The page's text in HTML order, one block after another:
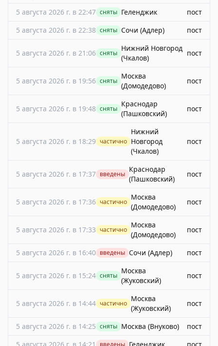
5 августа 2026 г. в 22:47 сняты Геленджик
пост
5 августа 2026 г. в 22:38 сняты Сочи (Адлер) пост
5 августа 2026 г. в 21:06 сняты
Нижний Новгород
(Чкалов)
пост
5 августа 2026 г. в 19:56 сняты
Москва
(Домодедово)
пост
5 августа 2026 г. в 19:48 сняты
Краснодар
(Пашковский)
пост
5 августа 2026 г. в 18:29 частично
Нижний
Новгород
(Чкалов)
пост
5 августа 2026 г. в 17:37 введены
Краснодар
(Пашковский)
пост
5 августа 2026 г. в 17:36 частично
Москва
(Домодедово)
пост
5 августа 2026 г. в 17:33 частично
Москва
(Домодедово)
пост
5 августа 2026 г. в 16:40 введены Сочи (Адлер) пост
5 августа 2026 г. в 15:24 сняты
Москва
(Жуковский)
пост
5 августа 2026 г. в 14:44 частично
Москва
(Жуковский)
пост
5 августа 2026 г. в 14:25 сняты Москва (Внуково)
пост
введены